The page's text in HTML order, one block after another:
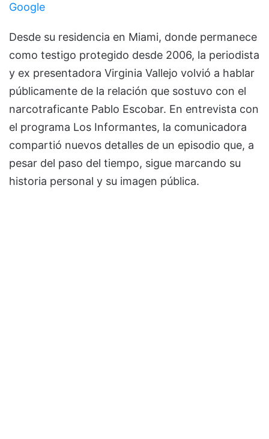
Google
Desde su residencia en Miami, donde permanece
como testigo protegido desde 2006, la periodista
y ex presentadora Virginia Vallejo volvió a hablar
públicamente de la relación que sostuvo con el
narcotraficante Pablo Escobar. En entrevista con
el programa Los Informantes, la comunicadora
compartió nuevos detalles de un episodio que, a
pesar del paso del tiempo, sigue marcando su
historia personal y su imagen pública.